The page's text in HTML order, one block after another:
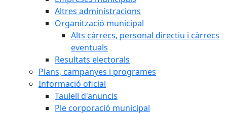
Altres administracions
Organització municipal
Alts càrrecs, personal directiu i càrrecs
eventuals
Resultats electorals
Plans, campanyes i programes
Informació oficial
Taulell d'anuncis
Ple corporació municipal